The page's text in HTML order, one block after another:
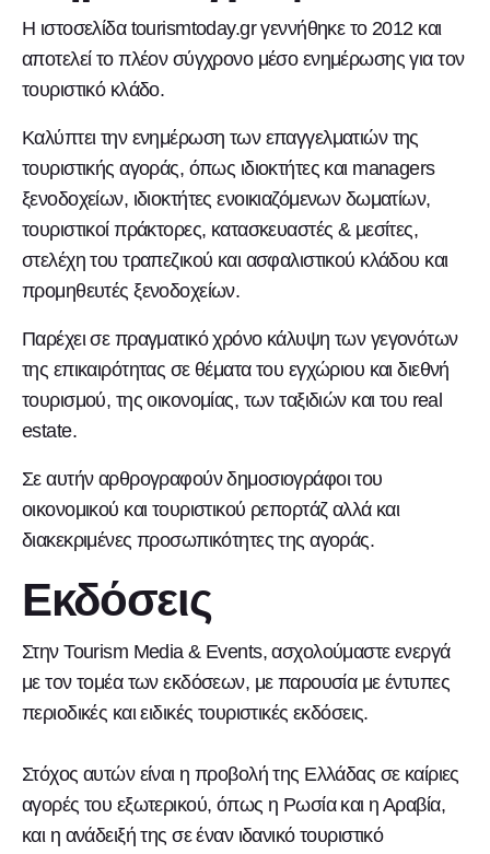
Η ιστοσελίδα tourismtoday.gr γεννήθηκε το 2012 και
αποτελεί το πλέον σύγχρονο μέσο ενημέρωσης για τον
τουριστικό κλάδο.
Καλύπτει την ενημέρωση των επαγγελματιών της
τουριστικής αγοράς, όπως ιδιοκτήτες και managers
ξενοδοχείων, ιδιοκτήτες ενοικιαζόμενων δωματίων,
τουριστικοί πράκτορες, κατασκευαστές & μεσίτες,
στελέχη του τραπεζικού και ασφαλιστικού κλάδου και
προμηθευτές ξενοδοχείων.
Παρέχει σε πραγματικό χρόνο κάλυψη των γεγονότων
της επικαιρότητας σε θέματα του εγχώριου και διεθνή
τουρισμού, της οικονομίας, των ταξιδιών και του real
estate.
Σε αυτήν αρθρογραφούν δημοσιογράφοι του
οικονομικού και τουριστικού ρεπορτάζ αλλά και
διακεκριμένες προσωπικότητες της αγοράς.
Εκδόσεις
Στην Tourism Media & Events, ασχολούμαστε ενεργά
με τον τομέα των εκδόσεων, με παρουσία με έντυπες
περιοδικές και ειδικές τουριστικές εκδόσεις.
Στόχος αυτών είναι η προβολή της Ελλάδας σε καίριες
αγορές του εξωτερικού, όπως η Ρωσία και η Αραβία,
και η ανάδειξή της σε έναν ιδανικό τουριστικό